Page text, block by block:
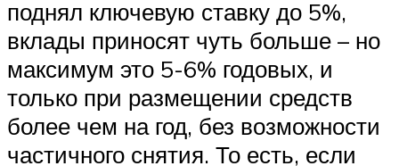
поднял ключевую ставку до 5%,
вклады приносят чуть больше – но
максимум это 5-6% годовых, и
только при размещении средств
более чем на год, без возможности
частичного снятия. То есть, если